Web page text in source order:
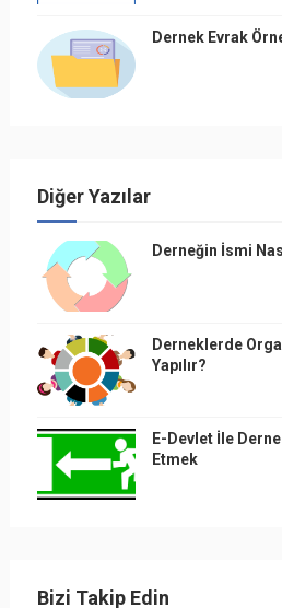
Dernek Evrak
Diğer Yazılar
Derneğin İsmi
Derneklerde
Yapılır?
E-Devlet İle
Etmek
Bizi Takip Edin